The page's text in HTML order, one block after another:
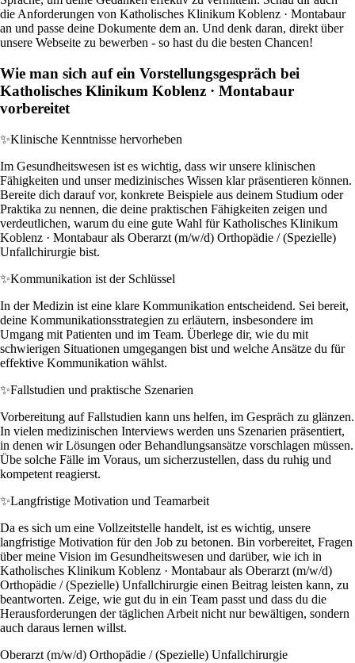
die Anforderungen von Katholisches Klinikum Koblenz · Montabaur
an und passe deine Dokumente dem an. Und denk daran, direkt über
unsere Webseite zu bewerben - so hast du die besten Chancen!
Wie man sich auf ein Vorstellungsgespräch bei
Katholisches Klinikum Koblenz · Montabaur
vorbereitet
✨Klinische Kenntnisse hervorheben
Im Gesundheitswesen ist es wichtig, dass wir unsere klinischen
Fähigkeiten und unser medizinisches Wissen klar präsentieren können.
Bereite dich darauf vor, konkrete Beispiele aus deinem Studium oder
Praktika zu nennen, die deine praktischen Fähigkeiten zeigen und
verdeutlichen, warum du eine gute Wahl für Katholisches Klinikum
Koblenz · Montabaur als Oberarzt (m/w/d) Orthopädie / (Spezielle)
Unfallchirurgie bist.
✨Kommunikation ist der Schlüssel
In der Medizin ist eine klare Kommunikation entscheidend. Sei bereit,
deine Kommunikationsstrategien zu erläutern, insbesondere im
Umgang mit Patienten und im Team. Überlege dir, wie du mit
schwierigen Situationen umgegangen bist und welche Ansätze du für
effektive Kommunikation wählst.
✨Fallstudien und praktische Szenarien
Vorbereitung auf Fallstudien kann uns helfen, im Gespräch zu glänzen.
In vielen medizinischen Interviews werden uns Szenarien präsentiert,
in denen wir Lösungen oder Behandlungsansätze vorschlagen müssen.
Übe solche Fälle im Voraus, um sicherzustellen, dass du ruhig und
kompetent reagierst.
✨Langfristige Motivation und Teamarbeit
Da es sich um eine Vollzeitstelle handelt, ist es wichtig, unsere
langfristige Motivation für den Job zu betonen. Bin vorbereitet, Fragen
über meine Vision im Gesundheitswesen und darüber, wie ich in
Katholisches Klinikum Koblenz · Montabaur als Oberarzt (m/w/d)
Orthopädie / (Spezielle) Unfallchirurgie einen Beitrag leisten kann, zu
beantworten. Zeige, wie gut du in ein Team passt und dass du die
Herausforderungen der täglichen Arbeit nicht nur bewältigen, sondern
auch daraus lernen willst.
Oberarzt (m/w/d) Orthopädie / (Spezielle) Unfallchirurgie